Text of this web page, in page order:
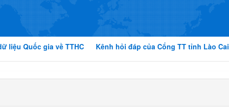
liệu Quốc gia về TTHC Kênh hỏi đáp của Cổng TT tỉnh Lào Cai